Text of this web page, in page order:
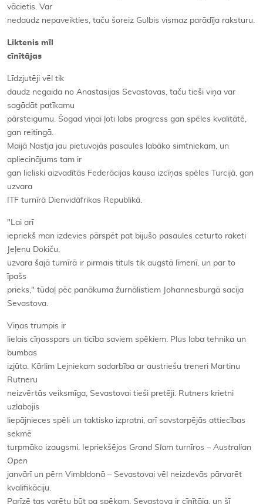
vācietis. Var
nedaudz nepaveikties, taču šoreiz Gulbis vismaz parādīja raksturu.
Liktenis mīl
cīnītājas
Līdzjutēji vēl tik
daudz negaida no Anastasijas Sevastovas, taču tieši viņa var
sagādāt patīkamu
pārsteigumu. Šogad viņai ļoti labs progress gan spēles kvalitātē,
gan reitingā.
Maijā Nastja jau pietuvojās pasaules labāko simtniekam, un
apliecinājums tam ir
gan lieliski aizvadītās Federācijas kausa izcīņas spēles Turcijā, gan
uzvara
ITF turnīrā Dienvidāfrikas Republikā.
"Lai arī
iepriekš man izdevies pārspēt pat bijušo pasaules ceturto raketi
Jeļenu Dokiču,
uzvara šajā turnīrā ir pirmais tituls tik augstā līmenī, un par to
īpašs
prieks," tūdaļ pēc panākuma žurnālistiem Johannesburgā sacīja
Sevastova.
Viņas trumpis ir
lielais cīņasspars un ticība saviem spēkiem. Plus laba tehnika un
bumbas
izjūta. Kārlim Lejniekam sadarbība ar austriešu treneri Martinu
Rutneru
neizvērtās veiksmīga, Sevastovai tieši pretēji. Rutners krietni
uzlabojis
liepājnieces spēli un taktisko izpratni, arī savstarpējās attiecības
sekmē
turpmāko izaugsmi. Iepriekšējos Grand Slam turnīros – Australian
Open
janvārī un pērn Vimbldonā – Sevastovai vēl neizdevās pārvarēt
kvalifikāciju.
Parīzē tas varētu būt pa spēkam. Sevastova ir cīnītāja, un šī